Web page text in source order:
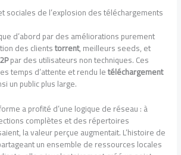
sociales de l’explosion des téléchargements
d’abord par des améliorations purement
des clientstorrent, meilleurs seeds, et
par des utilisateurs non techniques. Ces
temps d’attente et rendu letéléchargement
un public plus large.
a profité d’une logique de réseau : à
complètes et des répertoires
la valeur perçue augmentait. L’histoire de
un ensemble de ressources locales